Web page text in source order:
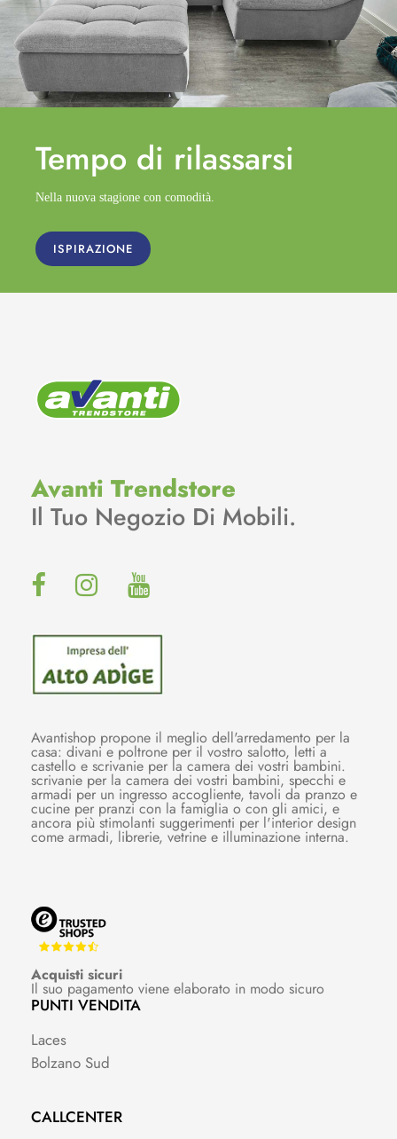
Tempo di rilassarsi
Nella nuova stagione con comodità.
ISPIRAZIONE
Avanti Trendstore
Il Tuo Negozio Di Mobili.
Avantishop propone il meglio dell'arredamento per la
casa: divani e poltrone per il vostro salotto, letti a
castello e scrivanie per la camera dei vostri bambini.
scrivanie per la camera dei vostri bambini, specchi e
armadi per un ingresso accogliente, tavoli da pranzo e
cucine per pranzi con la famiglia o con gli amici, e
ancora più stimolanti suggerimenti per l'interior design
come armadi, librerie, vetrine e illuminazione interna.
Acquisti sicuri
Il suo pagamento viene elaborato in modo sicuro
PUNTI VENDITA
Laces
Bolzano Sud
CALLCENTER